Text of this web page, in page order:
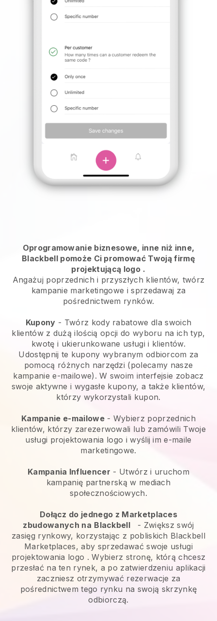
Oprogramowanie biznesowe, inne niż inne,
Blackbell pomoże Ci promować Twoją firmę
projektującą logo .
Angażuj poprzednich i przyszłych klientów, twórz
kampanie marketingowe i sprzedawaj za
pośrednictwem rynków.
Kupony - Twórz kody rabatowe dla swoich
klientów z dużą ilością opcji do wyboru na ich typ,
kwotę i ukierunkowane usługi i klientów.
Udostępnij te kupony wybranym odbiorcom za
pomocą różnych narzędzi (polecamy nasze
kampanie e-mailowe). W swoim interfejsie zobacz
swoje aktywne i wygasłe kupony, a także klientów,
którzy wykorzystali kupon.
Kampanie e-mailowe- Wybierz poprzednich
klientów, którzy zarezerwowali lub zamówili Twoje
usługi projektowania logo i wyślij im e-maile
marketingowe.
Kampania Influencer - Utwórz i uruchom
kampanię partnerską w mediach
społecznościowych.
Dołącz do jednego z Marketplaces
zbudowanych na Blackbell - Zwiększ swój
zasięg rynkowy, korzystając z pobliskich Blackbell
Marketplaces, aby sprzedawać swoje usługi
projektowania logo . Wybierz stronę, którą chcesz
przesłać na ten rynek, a po zatwierdzeniu aplikacji
zaczniesz otrzymywać rezerwacje za
pośrednictwem tego rynku na swoją skrzynkę
odbiorczą.